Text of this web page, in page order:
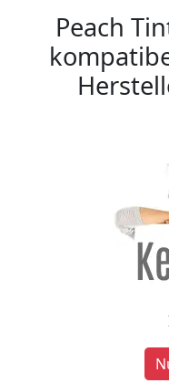
Peach